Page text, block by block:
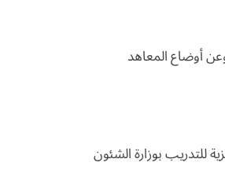
أوضاع المعاهد
للتدريب بوزارة الشئون